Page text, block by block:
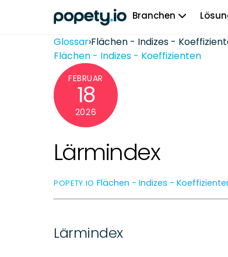
Branchen
Glossar›Flächen - Indizes -
Flächen - Indizes - Koeffizienten
FEBRUAR
18
2026
Lärmindex
POPETY.IO Flächen - Indizes -
Lärmindex